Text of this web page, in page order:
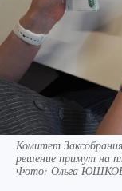
Комитет
решение примут на
Фото: Ольга